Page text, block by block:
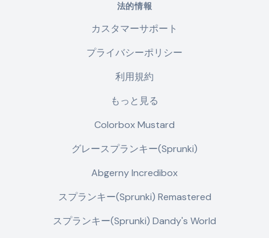
法的情報
カスタマーサポート
プライバシーポリシー
利用規約
もっと見る
Colorbox Mustard
グレースプランキー(Sprunki)
Abgerny Incredibox
スプランキー(Sprunki) Remastered
スプランキー(Sprunki) Dandy's World